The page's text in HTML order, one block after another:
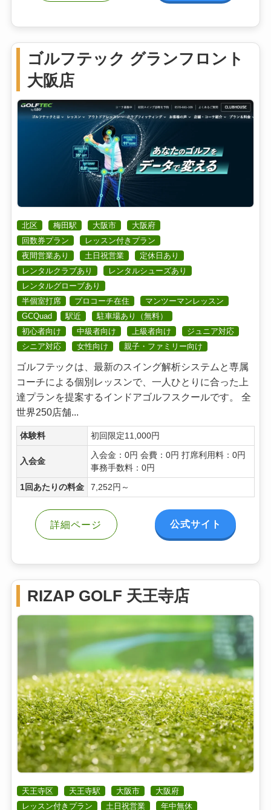
ゴルフテック グランフロント
大阪店
北区 梅田駅 大阪市
大阪府
回数券プラン
レッスン付きプラン
夜間営業あり
土日祝営業
定休日あり
レンタルクラブあり
レンタルシューズあり
レンタルグローブあり
半個室打席
プロコーチ在住
マンツーマンレッスン
GCQuad
駅近
駐車場あり（無料）
初心者向け
中級者向け 上級者向け
ジュニア対応
シニア対応
女性向け 親子・ファミリー向け
ゴルフテックは、最新のスイング解析システムと専属
コーチによる個別レッスンで、一人ひとりに合った上
達プランを提案するインドアゴルフスクールです。 全
世界250店舗...
体験料 初回限定11,000円
入会金
入会金：0円 会費：0円 打席利用料：0円
事務手数料：0円
1回あたりの料金 7,252円～
詳細ページ 公式サイト
RIZAP GOLF 天王寺店
天王寺区 天王寺駅 大阪市
大阪府
レッスン付きプラン
土日祝営業
年中無休